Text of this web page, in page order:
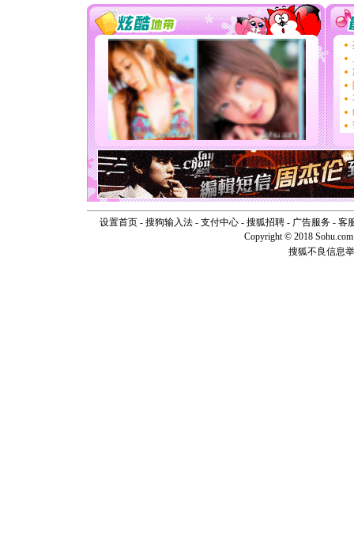
颜！冬去
道一声
[春节]传
片叶子
送你一
[圣诞节]
你太多
要平安
[圣诞节]
能正大
天都要快
[圣诞节]
如意,快
[元旦]看
断电。爱
你是我专
[元旦] 如
起；二是
离。水晶
设置首页- 搜狗输入法- 支付中心- 搜狐招聘- 广告服务- 客
Copyright © 2018
搜狐不良信息